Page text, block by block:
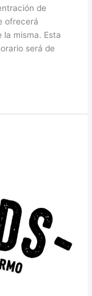
de
ofrecerá
misma. Esta
será de